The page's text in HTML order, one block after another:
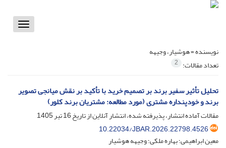
Toggle
نویسنده =هوشیار، وجیهه
تعداد مقالات: 2
تحلیل تأثیر سفیر برند بر تصمیم خرید با تأکید بر نقش میانجی تصویر
برند و خودپنداره مشتری (مورد مطالعه: مشتریان برند کلور)
مقالات آماده انتشار، پذیرفته شده، انتشار آنلاین از تاریخ16 تیر 1405
10.22034/JBAR.2026.22798.4526
معین ابراهیمی؛ بهاره ملکی؛ وجیهه هوشیار